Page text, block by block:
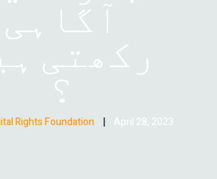
آگاہی
رکھتی
؟
Rights Foundation | April 28, 2023